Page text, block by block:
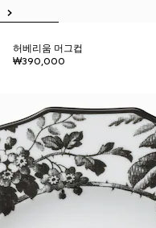
허베리움 머그컵
₩390,000